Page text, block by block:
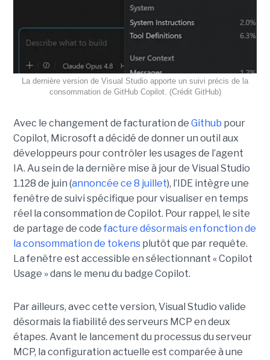
La dernière version de Visual Studio apporte un suivi précis de la
consommation de GitHub Copilot. (Crédit GitHub)
Avec le changement de facturation de Github pour
Copilot, Microsoft a décidé de donner un outil aux
développeurs pour contrôler les usages de l’agent
IA. Au sein de la dernière mise à jour de Visual Studio
1.128 de juin (annoncée ce 8 juillet), l’IDE intègre une
fenêtre de suivi spécifique pour visualiser en temps
réel la consommation de Copilot. Pour rappel, le site
de partage de code facture désormais en fonction de
la consommation de tokens plutôt que par requête.
La fenêtre est accessible en sélectionnant « Copilot
Usage » dans le menu du badge Copilot.
Par ailleurs, avec cette version, Visual Studio valide
désormais la fiabilité des serveurs MCP en deux
étapes. Avant le lancement du processus du serveur
MCP, la configuration actuelle est comparée à une